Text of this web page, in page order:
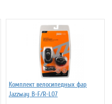
Комплект велосипедных фар
Jazzway B-F/R-L07